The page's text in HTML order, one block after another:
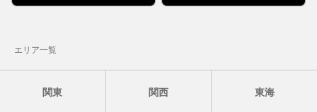
エリア一覧
関東 関西 東海